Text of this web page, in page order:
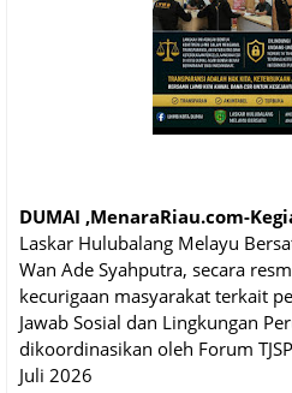
DUMAI ,MenaraRiau.com-
Laskar Hulubalang Melayu
Wan Ade Syahputra, secara
kecurigaan masyarakat terkait
Jawab Sosial dan Lingkungan
dikoordinasikan oleh Forum
Juli 2026